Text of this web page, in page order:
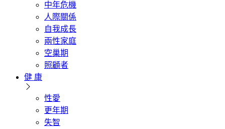
中年危機
人際關係
自我成長
兩性家庭
空巢期
照顧者
健 康
性愛
更年期
失智